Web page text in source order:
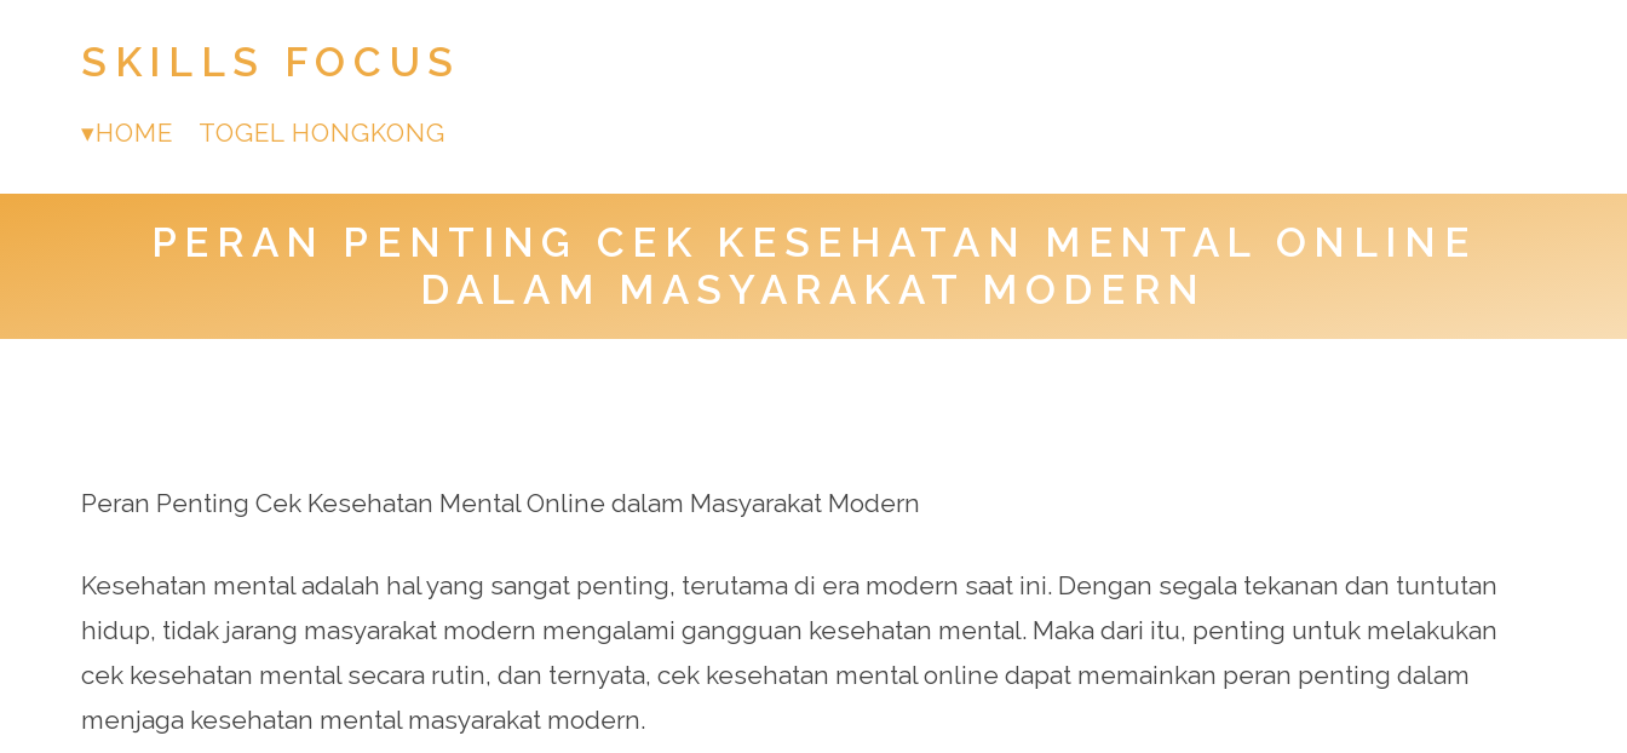
SKILLS FOCUS
HOME TOGEL HONGKONG
PERAN PENTING CEK KESEHATAN MENTAL ONLINE
DALAM MASYARAKAT MODERN
Peran Penting Cek Kesehatan Mental Online dalam Masyarakat Modern
Kesehatan mental adalah hal yang sangat penting, terutama di era modern saat ini. Dengan segala tekanan dan tuntutan
hidup, tidak jarang masyarakat modern mengalami gangguan kesehatan mental. Maka dari itu, penting untuk melakukan
cek kesehatan mental secara rutin, dan ternyata, cek kesehatan mental online dapat memainkan peran penting dalam
menjaga kesehatan mental masyarakat modern.